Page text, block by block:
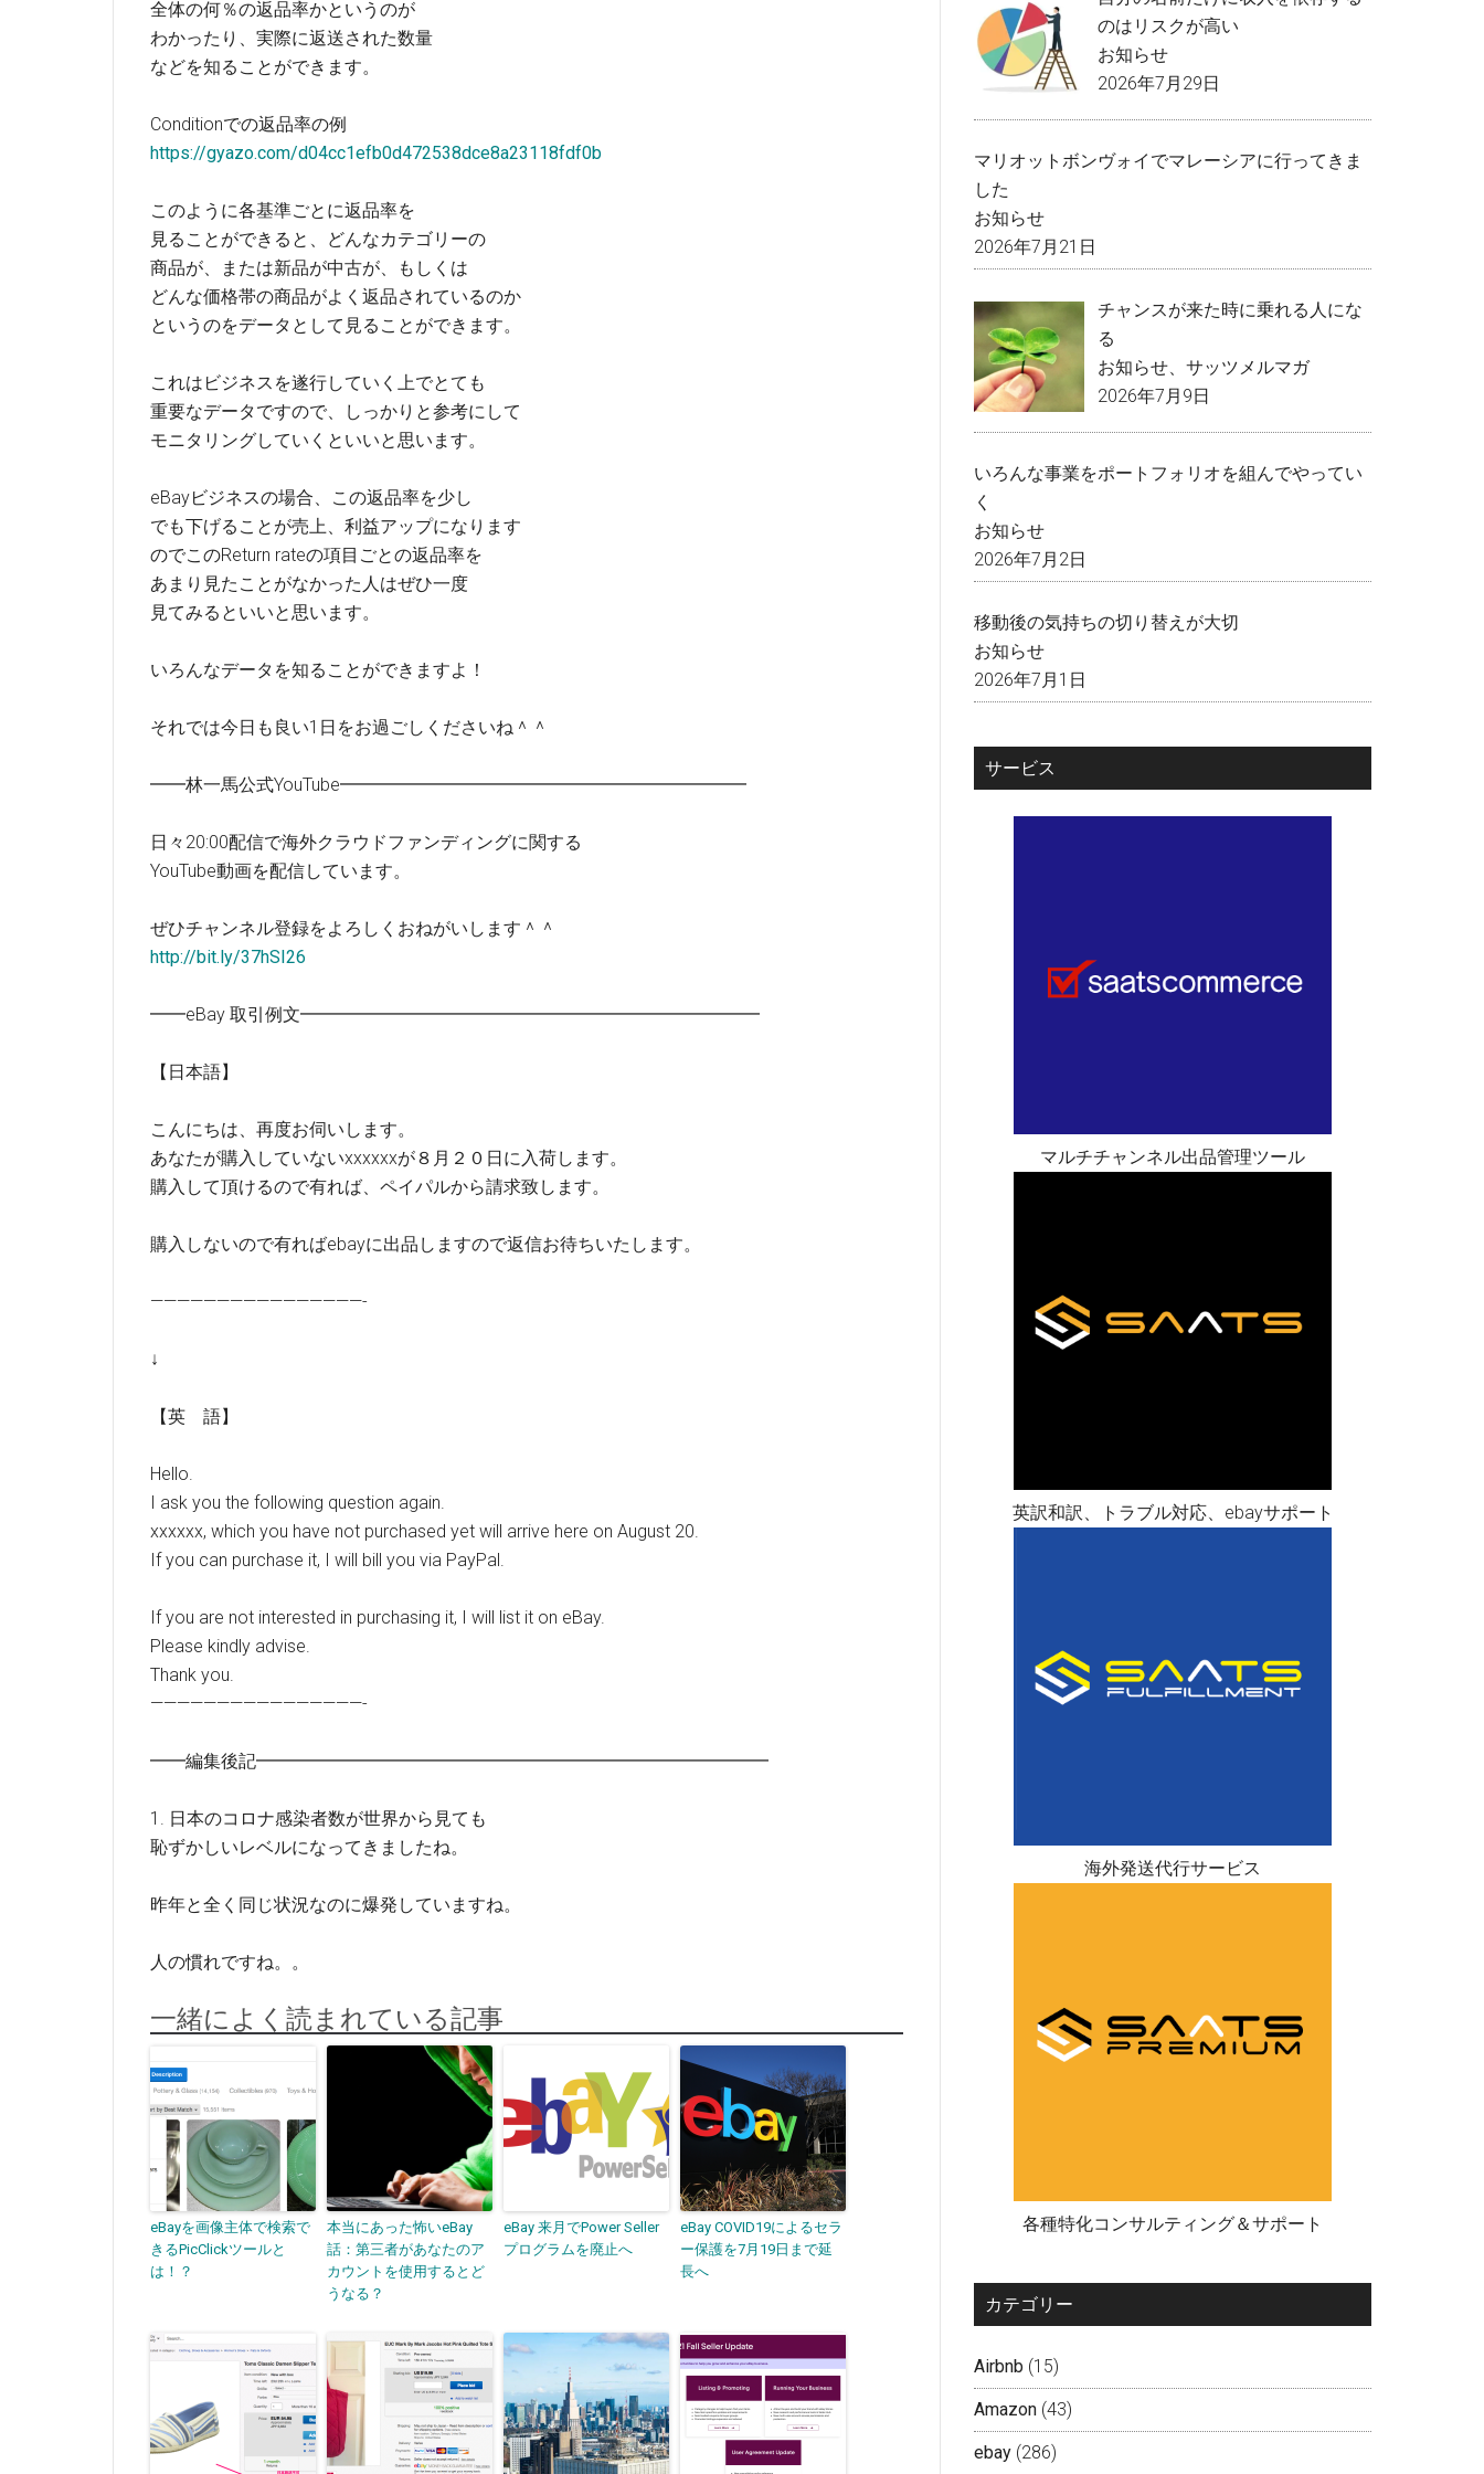
全体の何％の返品率かというのが
わかったり、実際に返送された数量
などを知ることができます。
Conditionでの返品率の例
https://gyazo.com/d04cc1efb0d472538dce8a23118fdf0b
このように各基準ごとに返品率を
見ることができると、どんなカテゴリーの
商品が、または新品が中古が、もしくは
どんな価格帯の商品がよく返品されているのか
というのをデータとして見ることができます。
これはビジネスを遂行していく上でとても
重要なデータですので、しっかりと参考にして
モニタリングしていくといいと思います。
eBayビジネスの場合、この返品率を少し
でも下げることが売上、利益アップになります
のでこのReturn rateの項目ごとの返品率を
あまり見たことがなかった人はぜひ一度
見てみるといいと思います。
いろんなデータを知ることができますよ！
それでは今日も良い1日をお過ごしくださいね＾＾
━━林一馬公式YouTube━━━━━━━━━━━━━━━━━━━━━━━
日々20:00配信で海外クラウドファンディングに関する
YouTube動画を配信しています。
ぜひチャンネル登録をよろしくおねがいします＾＾
http://bit.ly/37hSI26
━━eBay 取引例文━━━━━━━━━━━━━━━━━━━━━━━━━━
【日本語】
こんにちは、再度お伺いします。
あなたが購入していないxxxxxxが８月２０日に入荷します。
購入して頂けるので有れば、ペイパルから請求致します。
購入しないので有ればebayに出品しますので返信お待ちいたします。
————————————————-
↓
【英 語】
Hello.
I ask you the following question again.
xxxxxx, which you have not purchased yet will arrive here on August 20.
If you can purchase it, I will bill you via PayPal.
If you are not interested in purchasing it, I will list it on eBay.
Please kindly advise.
Thank you.
————————————————-
━━編集後記━━━━━━━━━━━━━━━━━━━━━━━━━━━━━
1. 日本のコロナ感染者数が世界から見ても
恥ずかしいレベルになってきましたね。
昨年と全く同じ状況なのに爆発していますね。
人の慣れですね。。
一緒によく読まれている記事
eBayを画像主体で検索で
きるPicClickツールと
は！？
本当にあった怖いeBay
話：第三者があなたのア
カウントを使用するとど
うなる？
eBay 来月でPower Seller
プログラムを廃止へ
eBay COVID19によるセラ
ー保護を7月19日まで延
長へ
のはリスクが高い
お知らせ
2026年7月29日
マリオットボンヴォイでマレーシアに行ってきま
した
お知らせ
2026年7月21日
チャンスが来た時に乗れる人にな
る
お知らせ
サッツメルマガ
2026年7月9日
いろんな事業をポートフォリオを組んでやってい
く
お知らせ
2026年7月2日
移動後の気持ちの切り替えが大切
お知らせ
2026年7月1日
サービス
マルチチャンネル出品管理ツール
英訳和訳、トラブル対応、ebayサポート
海外発送代行サービス
各種特化コンサルティング＆サポート
カテゴリー
Airbnb (15)
Amazon (43)
ebay (286)